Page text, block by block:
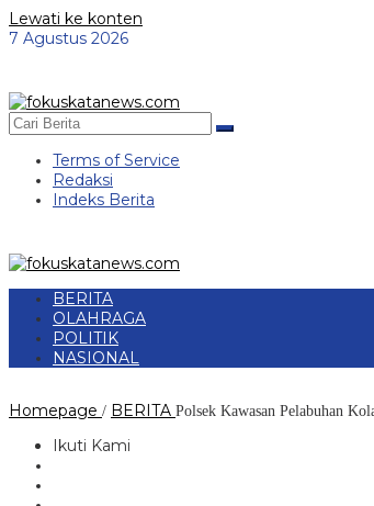
Lewati ke konten
7 Agustus 2026
Terms of Service
Redaksi
Indeks Berita
BERITA
OLAHRAGA
POLITIK
NASIONAL
Homepage / BERITA Polsek Kawasan Pelabuhan
Ikuti Kami